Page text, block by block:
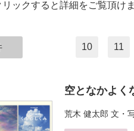
ックすると詳細をご覧頂けま
10 11
空となかよ
荒木 健太郎 文・